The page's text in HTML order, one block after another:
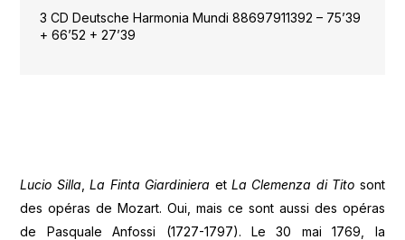
3 CD Deutsche Harmonia Mundi 88697911392 – 75’39
+ 66’52 + 27’39
Lucio Silla ,La Finta Giardiniera et La Clemenza di Tito sont
des opéras de Mozart. Oui, mais ce sont aussi des opéras
de Pasquale Anfossi (1727-1797). Le 30 mai 1769, la